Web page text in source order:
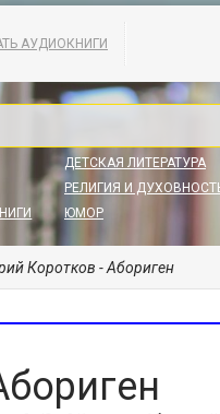
АУДИОКНИГИ
ДЕТСКАЯ ЛИТЕРАТУРА
РЕЛИГИЯ И
ЮМОР
Коротков - Абориген